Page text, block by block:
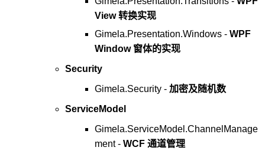
View 转换实现
Gimela.Presentation.Windows - WPF
Window 窗体的实现
Security
Gimela.Security - 加密及随机数
ServiceModel
Gimela.ServiceModel.ChannelManage
ment - WCF 通道管理